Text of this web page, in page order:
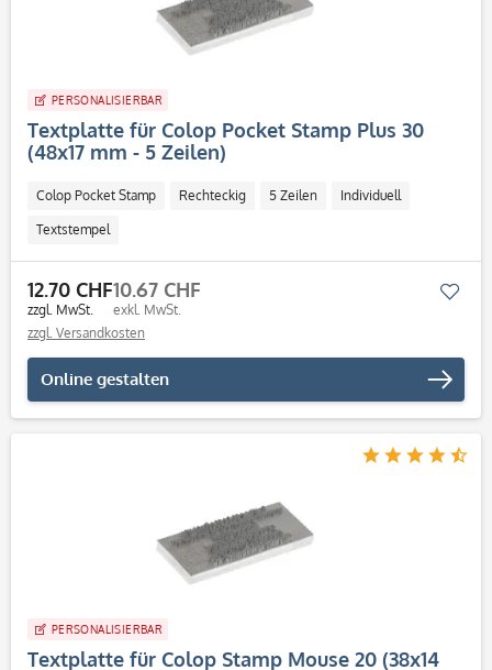
PERSONALISIERBAR
Textplatte für Colop Pocket Stamp Plus 30
(48x17 mm - 5 Zeilen)
Colop Pocket Stamp Rechteckig 5 Zeilen Individuell
Textstempel
12.70 CHF
zzgl. MwSt.
10.67 CHF
exkl. MwSt.
zzgl. Versandkosten
Online gestalten
PERSONALISIERBAR
Textplatte für Colop Stamp Mouse 20 (38x14